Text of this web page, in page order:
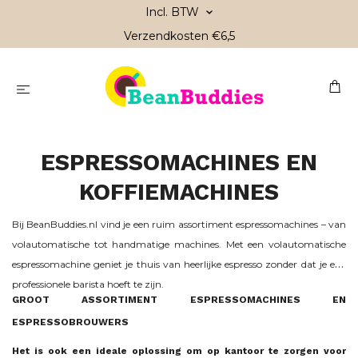
Incl. BTW
Verzendkosten €6,5
ESPRESSOMACHINES EN
KOFFIEMACHINES
Bij BeanBuddies.nl vind je een ruim assortiment espressomachines – van
volautomatische tot handmatige machines. Met een volautomatische
espressomachine geniet je thuis van heerlijke espresso zonder dat je een
professionele barista hoeft te zijn.
GROOT ASSORTIMENT ESPRESSOMACHINES EN
ESPRESSOBROUWERS
Het is ook een ideale oplossing om op kantoor te zorgen voor